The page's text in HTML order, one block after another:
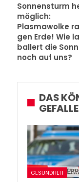
Sonnensturm
möglich:
Plasmawolke
gen Erde! Wie
ballert die
noch auf uns?
DAS
GESUNDHEIT